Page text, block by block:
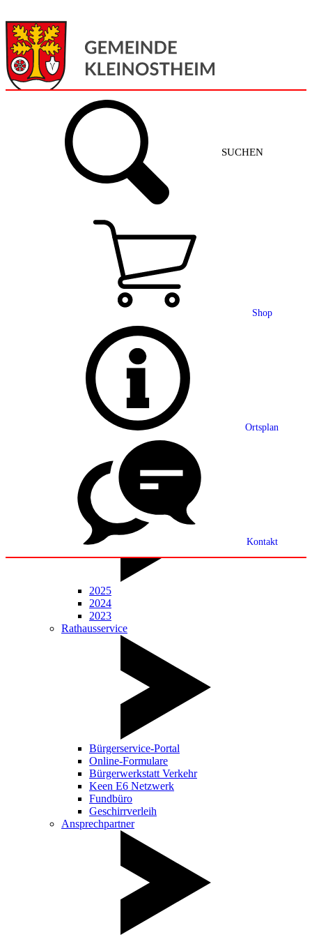
SUCHEN
Shop
Ortsplan
Kontakt
Gemeinde + Service
Grußwort
Ortsplan
Partnerschaft
Statistik
Mitteilungsblatt
2025
2024
2023
Rathausservice
Bürgerservice-Portal
Online-Formulare
Bürgerwerkstatt Verkehr
Keen E6 Netzwerk
Fundbüro
Geschirrverleih
Ansprechpartner